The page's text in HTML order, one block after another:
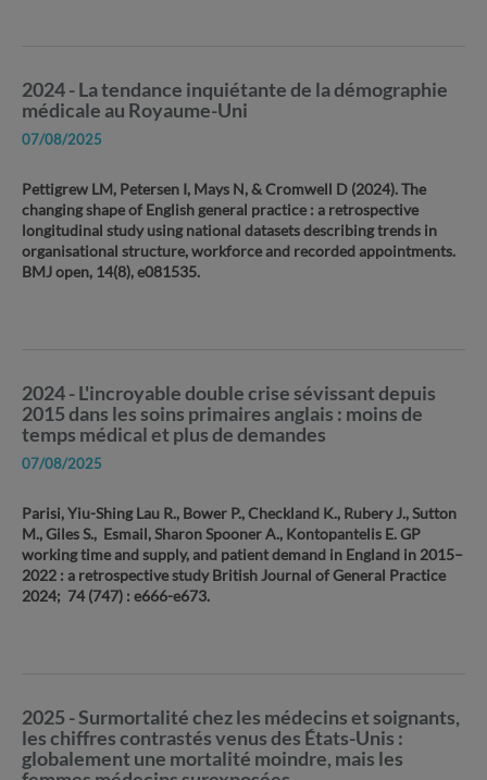
2024 - La tendance inquiétante de la démographie
médicale au Royaume-Uni
07/08/2025
Pettigrew LM, Petersen I, Mays N, & Cromwell D (2024). The
changing shape of English general practice : a retrospective
longitudinal study using national datasets describing trends in
organisational structure, workforce and recorded appointments.
BMJ open, 14(8), e081535.
2024 - L'incroyable double crise sévissant depuis
2015 dans les soins primaires anglais : moins de
temps médical et plus de demandes
07/08/2025
Parisi, Yiu-Shing Lau R., Bower P., Checkland K., Rubery J., Sutton
M., Giles S., Esmail, Sharon Spooner A., Kontopantelis E. GP
working time and supply, and patient demand in England in 2015–
2022 : a retrospective study British Journal of General Practice
2024; 74 (747) : e666-e673.
2025 - Surmortalité chez les médecins et soignants,
les chiffres contrastés venus des États-Unis :
globalement une mortalité moindre, mais les